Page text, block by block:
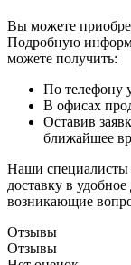
Вы можете
Подробную
можете получить:
По телефону
В офисах
Оставив
ближайшее
Наши специалисты
доставку в
возникающие
Отзывы
Отзывы